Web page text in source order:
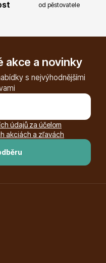
od pěstovatele
akce a novinky
s nejvýhodnějšími
údajů za účelom
akciách a zľavách